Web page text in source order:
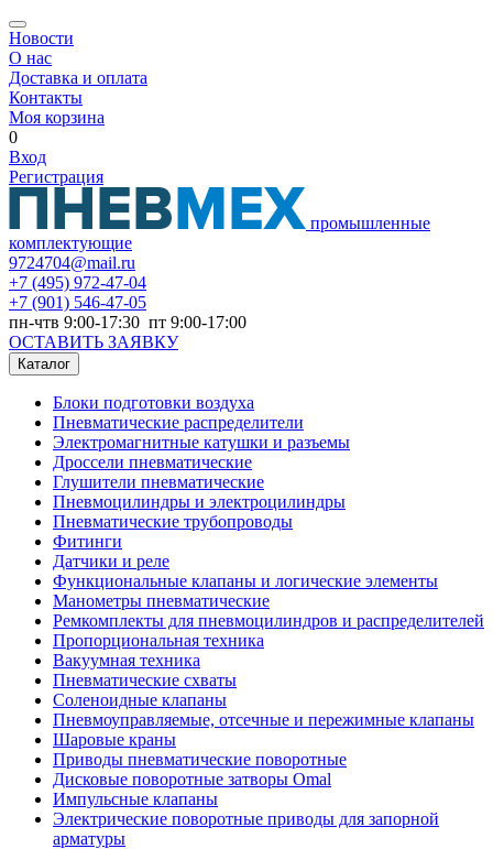
Новости
О нас
Доставка и оплата
Контакты
Моя корзина
0
Вход
Регистрация
промышленные
комплектующие
9724704@mail.ru
+7 (495) 972-47-04
+7 (901) 546-47-05
пн-чтв 9:00-17:30 пт 9:00-17:00
ОСТАВИТЬ ЗАЯВКУ
Каталог
Блоки подготовки воздуха
Пневматические распределители
Электромагнитные катушки и разъемы
Дроссели пневматические
Глушители пневматические
Пневмоцилиндры и электроцилиндры
Пневматические трубопроводы
Фитинги
Датчики и реле
Функциональные клапаны и логические элементы
Манометры пневматические
Ремкомплекты для пневмоцилиндров и распределителей
Пропорциональная техника
Вакуумная техника
Пневматические схваты
Соленоидные клапаны
Пневмоуправляемые, отсечные и пережимные клапаны
Шаровые краны
Приводы пневматические поворотные
Дисковые поворотные затворы Omal
Импульсные клапаны
Электрические поворотные приводы для запорной
арматуры